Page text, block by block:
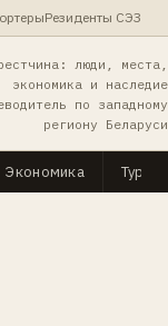
Резиденты СЭЗ
люди, места,
экономика и наследие
по западному
региону Беларуси
Экономика